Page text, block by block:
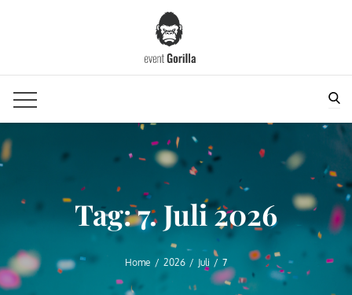
Tag:7. Juli 2026
Home 2026 Juli 7